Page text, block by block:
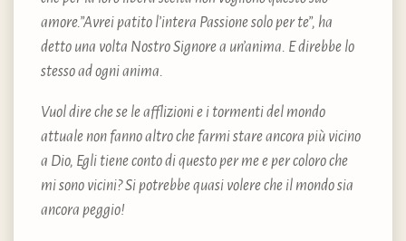
amore.”Avrei patito l’intera Passione solo per te”, ha
detto una volta Nostro Signore a un’anima. E direbbe lo
stesso ad ogni anima.
Vuol dire che se le afflizioni e i tormenti del mondo
attuale non fanno altro che farmi stare ancora più vicino
a Dio, Egli tiene conto di questo per me e per coloro che
mi sono vicini? Si potrebbe quasi volere che il mondo sia
ancora peggio!